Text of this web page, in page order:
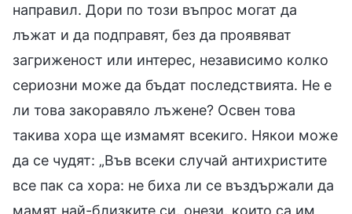
направил. Дори по този въпрос могат да
лъжат и да подправят, без да проявяват
загриженост или интерес, независимо колко
сериозни може да бъдат последствията. Не е
ли това закоравяло лъжене? Освен това
такива хора ще измамят всекиго. Някои може
да се чудят: „Във всеки случай антихристите
все пак са хора: не биха ли се въздържали да
мамят най-близките си, онези, които са им